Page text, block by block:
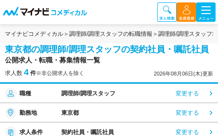
マイナビコメディカル 調理師/調理スタッフの転職情報 調理師/調理スタッフ
東京都の調理師/調理スタッフの契約社員・嘱託社員
公開求人・転職・募集情報一覧
求人数 4 件※非公開求人を除く 2026年08月06日(木)更新
職種 調理師/調理スタッフ 変更する
勤務地 東京都 変更する
求人条件 契約社員・嘱託社員 変更する